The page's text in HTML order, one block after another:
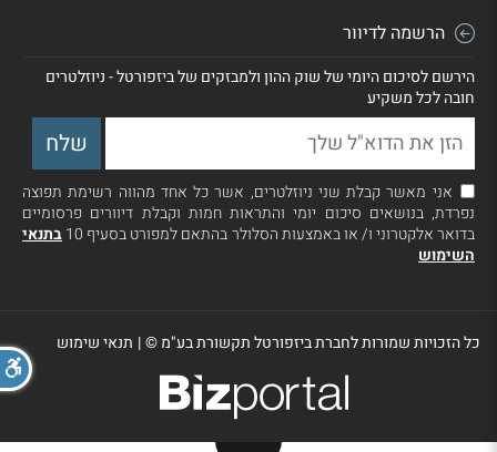
הרשמה לדיוור
הירשם לסיכום היומי של שוק ההון ולמבזקים של ביזפורטל - ניוזלטרים
חובה לכל משקיע
אני מאשר קבלת שני ניוזלטרים, אשר כל אחד מהווה רשימת תפוצה
נפרדת, בנושאים סיכום יומי והתראות חמות וקבלת דיוורים פרסומיים
בדואר אלקטרוני ו/ או באמצעות הסלולר בהתאם למפורט בסעיף 10
בתנאי
השימוש
כל הזכויות שמורות לחברת ביזפורטל תקשורת בע"מ ©| תנאי שימוש